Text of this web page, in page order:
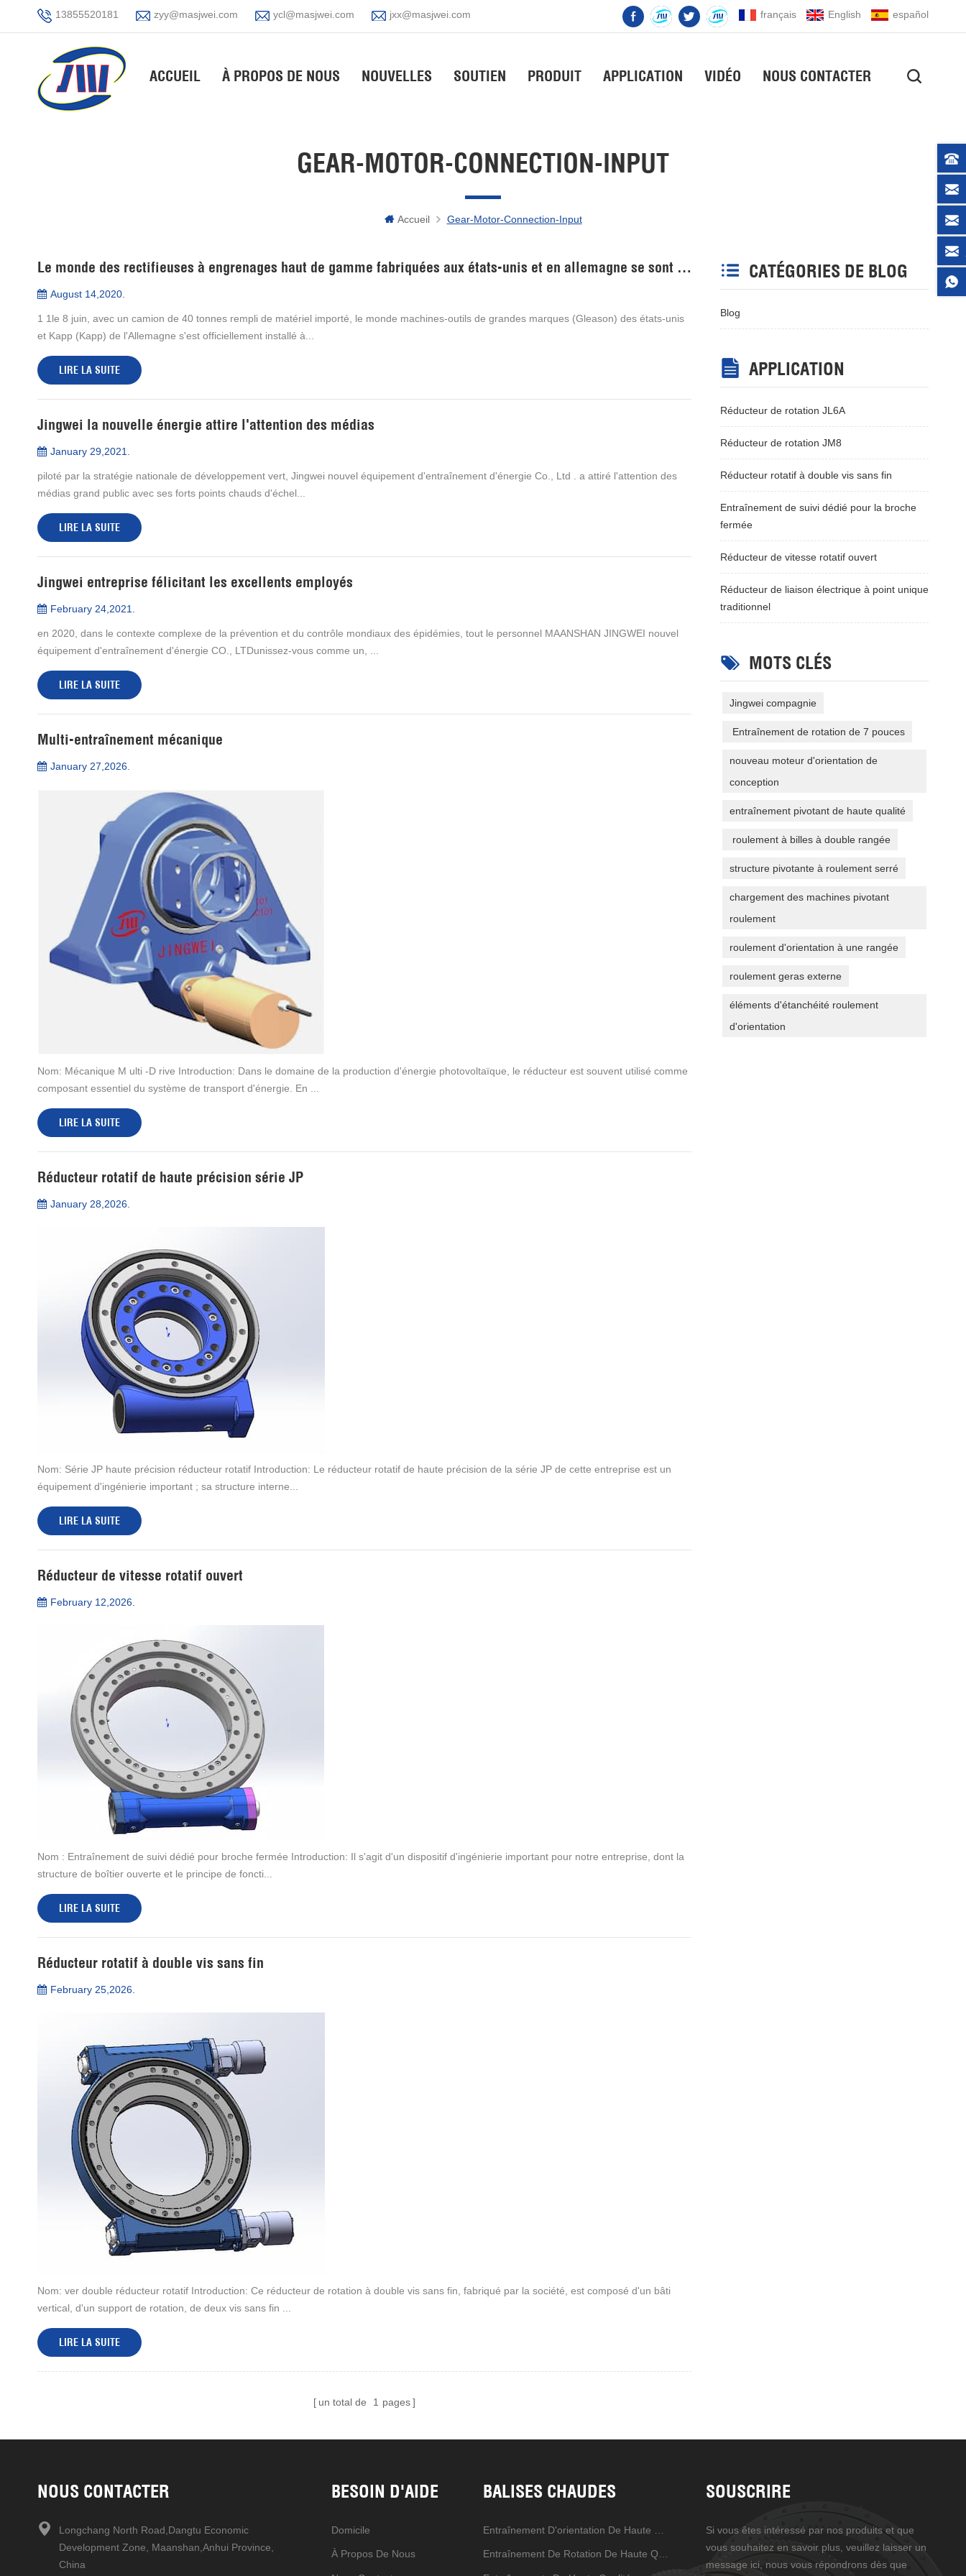
13855520181 zyy@masjwei.com ycl@masjwei.com jxx@masjwei.com français English español
ACCUEIL À PROPOS DE NOUS NOUVELLES SOUTIEN PRODUIT APPLICATION VIDÉO NOUS CONTACTER
GEAR-MOTOR-CONNECTION-INPUT
Accueil Gear-Motor-Connection-Input
Le monde des rectifieuses à engrenages haut de gamme fabriquées aux états-unis et en allemagne se sont installées à Jingwei
August 14,2020.
1 1le 8 juin, avec un camion de 40 tonnes rempli de matériel importé, le monde machines-outils de grandes marques (Gleason) des états-unis
et Kapp (Kapp) de l'Allemagne s'est officiellement installé à...
LIRE LA SUITE
Jingwei la nouvelle énergie attire l'attention des médias
January 29,2021.
piloté par la stratégie nationale de développement vert, Jingwei nouvel équipement d'entraînement d'énergie Co., Ltd . a attiré l'attention des
médias grand public avec ses forts points chauds d'échel...
LIRE LA SUITE
Jingwei entreprise félicitant les excellents employés
February 24,2021.
en 2020, dans le contexte complexe de la prévention et du contrôle mondiaux des épidémies, tout le personnel MAANSHAN JINGWEI nouvel
équipement d'entraînement d'énergie CO., LTDunissez-vous comme un, ...
LIRE LA SUITE
Multi-entraînement mécanique
January 27,2026.
Nom: Mécanique M ulti -D rive Introduction: Dans le domaine de la production d'énergie photovoltaïque, le réducteur est souvent utilisé comme
composant essentiel du système de transport d'énergie. En ...
LIRE LA SUITE
Réducteur rotatif de haute précision série JP
January 28,2026.
Nom: Série JP haute précision réducteur rotatif Introduction: Le réducteur rotatif de haute précision de la série JP de cette entreprise est un
équipement d'ingénierie important ; sa structure interne...
LIRE LA SUITE
Réducteur de vitesse rotatif ouvert
February 12,2026.
Nom : Entraînement de suivi dédié pour broche fermée Introduction: Il s'agit d'un dispositif d'ingénierie important pour notre entreprise, dont la
structure de boîtier ouverte et le principe de foncti...
LIRE LA SUITE
Réducteur rotatif à double vis sans fin
February 25,2026.
Nom: ver double réducteur rotatif Introduction: Ce réducteur de rotation à double vis sans fin, fabriqué par la société, est composé d'un bâti
vertical, d'un support de rotation, de deux vis sans fin ...
LIRE LA SUITE
un total de 1 pages
CATÉGORIES DE BLOG
Blog
APPLICATION
Réducteur de rotation JL6A
Réducteur de rotation JM8
Réducteur rotatif à double vis sans fin
Entraînement de suivi dédié pour la broche
fermée
Réducteur de vitesse rotatif ouvert
Réducteur de liaison électrique à point unique
traditionnel
MOTS CLÉS
Jingwei compagnie
Entraînement de rotation de 7 pouces
nouveau moteur d'orientation de
conception
entraînement pivotant de haute qualité
roulement à billes à double rangée
structure pivotante à roulement serré
chargement des machines pivotant
roulement
roulement d'orientation à une rangée
roulement geras externe
éléments d'étanchéité roulement
d'orientation
NOUS CONTACTER
Longchang North Road,Dangtu Economic
Development Zone, Maanshan,Anhui Province,
China
BESOIN D'AIDE
Domicile
À Propos De Nous
BALISES CHAUDES
Entraînement D'orientation De Haute Précision
Entraînement De Rotation De Haute Qualité
SOUSCRIRE
Si vous êtes intéressé par nos produits et que
vous souhaitez en savoir plus, veuillez laisser un
message ici, nous vous répondrons dès que